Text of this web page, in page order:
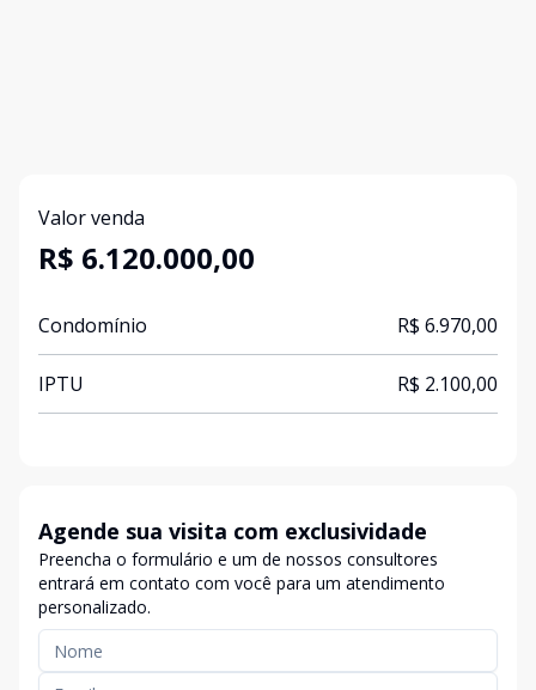
Valor venda
R$ 6.120.000,00
Condomínio R$ 6.970,00
IPTU R$ 2.100,00
Agende sua visita com exclusividade
Preencha o formulário e um de nossos consultores
entrará em contato com você para um atendimento
personalizado.